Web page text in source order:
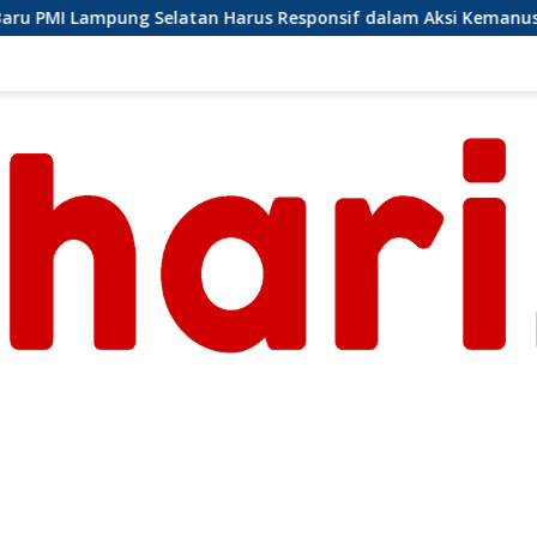
Responsif dalam Aksi Kemanusiaan Ormas